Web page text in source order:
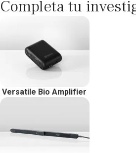
Completa tu
Versatile Bio Amplifier